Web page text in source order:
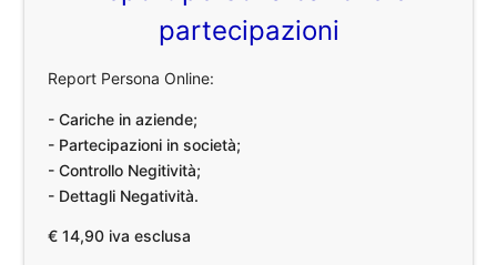
partecipazioni
Report Persona Online:
- Cariche in aziende;
- Partecipazioni in società;
- Controllo Negitività;
- Dettagli Negatività.
€ 14,90 iva esclusa